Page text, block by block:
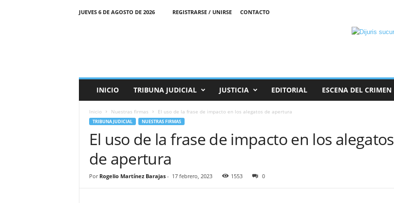
JUEVES 6 DE AGOSTO DE 2026 REGISTRARSE / UNIRSE
CONTACTO
l
INICIO TRIBUNA JUDICIAL JUSTICIA EDITORIAL ESCENA DEL CRIMEN
Inicio Nuestras firmas El uso de la frase de impacto en los alegatos de apertura
TRIBUNA JUDICIAL NUESTRAS FIRMAS
El uso de la frase de impacto en los alegatos
de apertura
Por Rogelio Martínez Barajas- 17 febrero, 2023 1553 0